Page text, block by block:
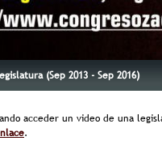
(Sep 2013 - Sep 2016)
acceder un video de una
.